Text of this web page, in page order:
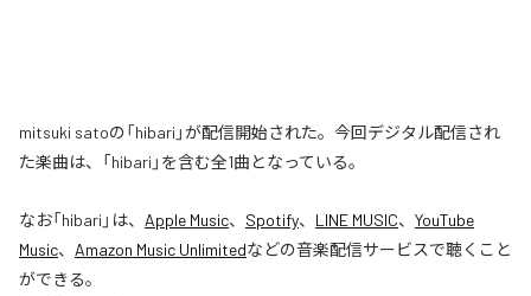
mitsuki satoの「hibari」が配信開始された。今回デジタル配信され
た楽曲は、「hibari」を含む全1曲となっている。
なお「hibari 」は、 Apple Music、 Spotify、 LINE MUSIC、 YouTube
Music、 Amazon Music Unlimitedなどの音楽配信サービスで聴くこと
ができる。